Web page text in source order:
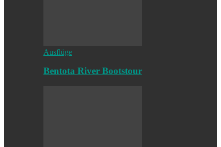
Ausflüge
Bentota River Bootstour